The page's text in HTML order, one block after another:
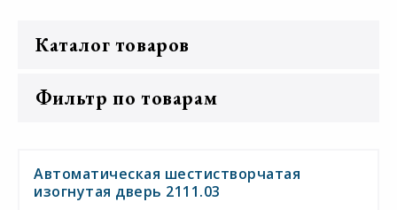
Каталог товаров
Фильтр по товарам
Автоматическая шестистворчатая
изогнутая дверь 2111.03